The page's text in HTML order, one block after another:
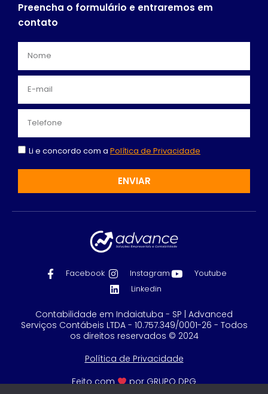
Preencha o formulário e entraremos em
contato
Li e concordo com a Política de Privacidade
ENVIAR
Facebook Instagram
Youtube
Linkedin
Contabilidade em Indaiatuba - SP | Advanced
Serviços Contábeis LTDA - 10.757.349/0001-26 - Todos
os direitos reservados © 2024
Política de Privacidade
Feito com
por GRUPO DPG